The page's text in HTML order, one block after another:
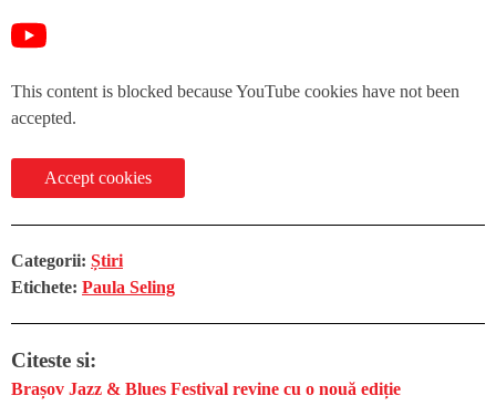
This content is blocked because YouTube cookies have not been
accepted.
Accept cookies
Categorii: Știri
Etichete: Paula Seling
Citeste si:
Brașov Jazz & Blues Festival revine cu o nouă ediție